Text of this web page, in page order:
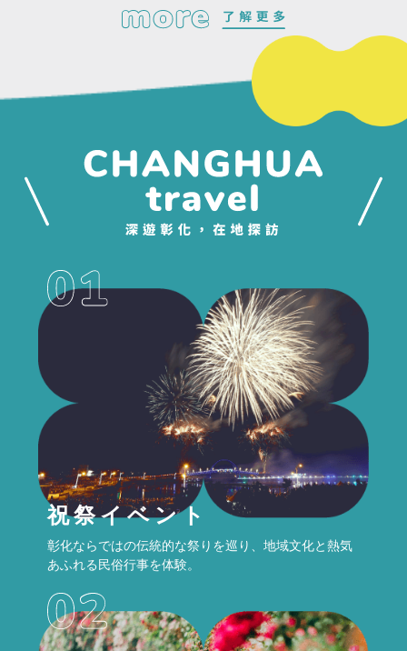
祝祭イベント
彰化ならではの伝統的な祭りを巡り、地域文化と熱気
あふれる民俗行事を体験。